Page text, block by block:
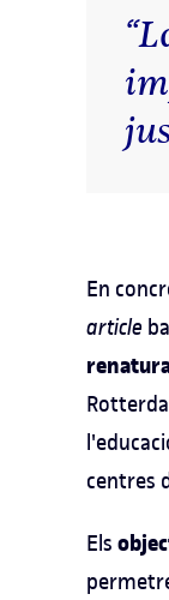
En
article
centres
Els